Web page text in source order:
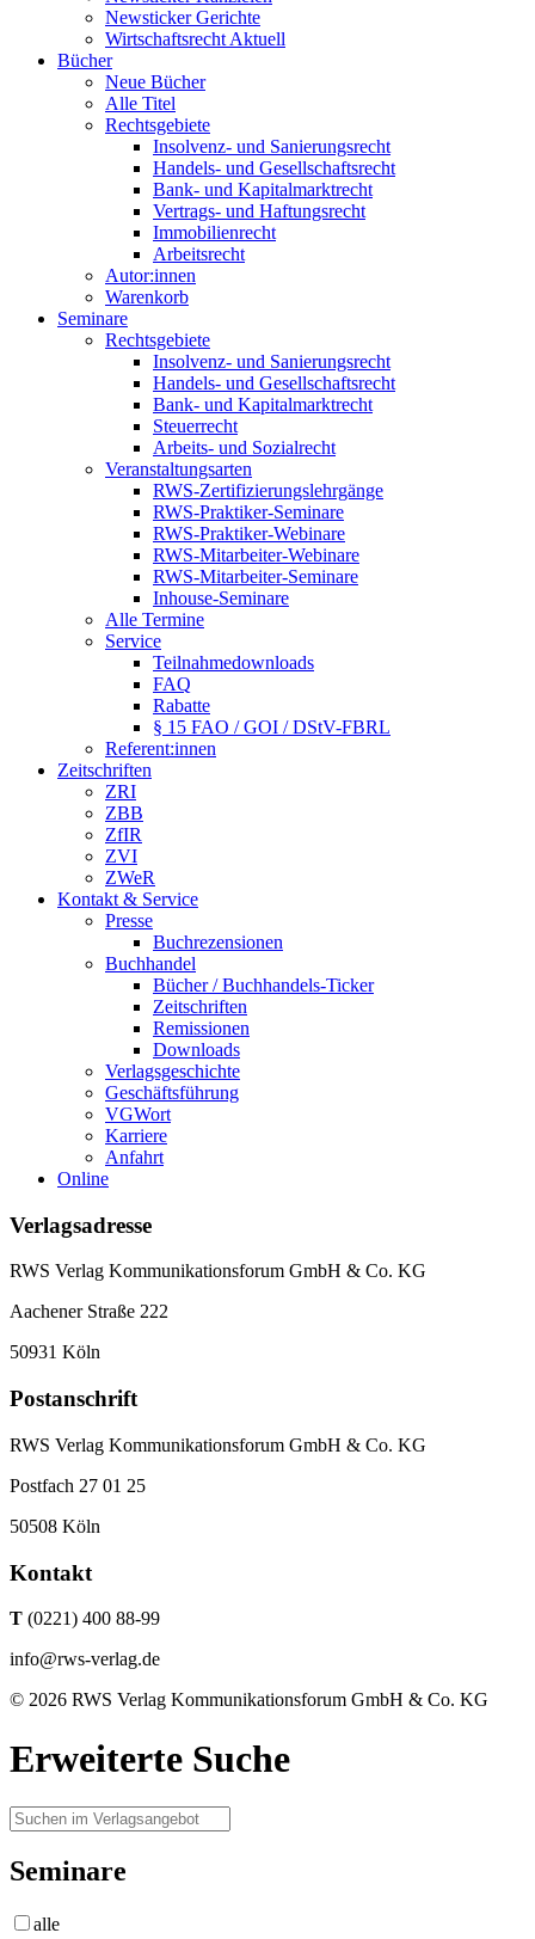
Newsticker Gerichte
Wirtschaftsrecht Aktuell
Bücher
Neue Bücher
Alle Titel
Rechtsgebiete
Insolvenz- und Sanierungsrecht
Handels- und Gesellschaftsrecht
Bank- und Kapitalmarktrecht
Vertrags- und Haftungsrecht
Immobilienrecht
Arbeitsrecht
Autor:innen
Warenkorb
Seminare
Rechtsgebiete
Insolvenz- und Sanierungsrecht
Handels- und Gesellschaftsrecht
Bank- und Kapitalmarktrecht
Steuerrecht
Arbeits- und Sozialrecht
Veranstaltungsarten
RWS-Zertifizierungslehrgänge
RWS-Praktiker-Seminare
RWS-Praktiker-Webinare
RWS-Mitarbeiter-Webinare
RWS-Mitarbeiter-Seminare
Inhouse-Seminare
Alle Termine
Service
Teilnahmedownloads
FAQ
Rabatte
§ 15 FAO / GOI / DStV-FBRL
Referent:innen
Zeitschriften
ZRI
ZBB
ZfIR
ZVI
ZWeR
Kontakt & Service
Presse
Buchrezensionen
Buchhandel
Bücher / Buchhandels-Ticker
Zeitschriften
Remissionen
Downloads
Verlagsgeschichte
Geschäftsführung
VGWort
Karriere
Anfahrt
Online
Verlagsadresse
RWS Verlag Kommunikationsforum GmbH & Co. KG
Aachener Straße 222
50931 Köln
Postanschrift
RWS Verlag Kommunikationsforum GmbH & Co. KG
Postfach 27 01 25
50508 Köln
Kontakt
T (0221) 400 88-99
info@rws-verlag.de
© 2026 RWS Verlag Kommunikationsforum GmbH & Co. KG
Erweiterte Suche
Seminare
alle